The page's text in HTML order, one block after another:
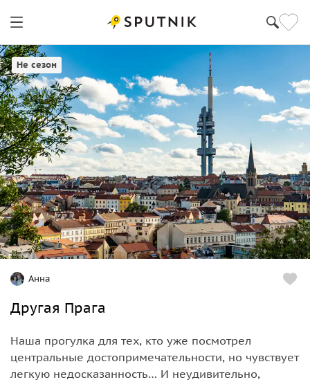
Не сезон
Анна
Другая Прага
Наша прогулка для тех, кто уже посмотрел
центральные достопримечательности, но чувствует
легкую недосказанность… И неудивительно,